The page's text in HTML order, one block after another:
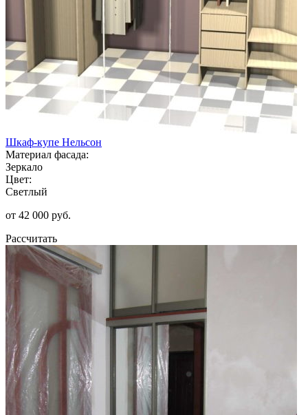
Шкаф-купе Нельсон
Материал фасада:
Зеркало
Цвет:
Светлый
от 42 000 руб.
Рассчитать